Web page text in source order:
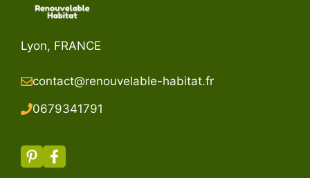
Lyon, FRANCE
contact@renouvelable-habitat.fr
0679341791